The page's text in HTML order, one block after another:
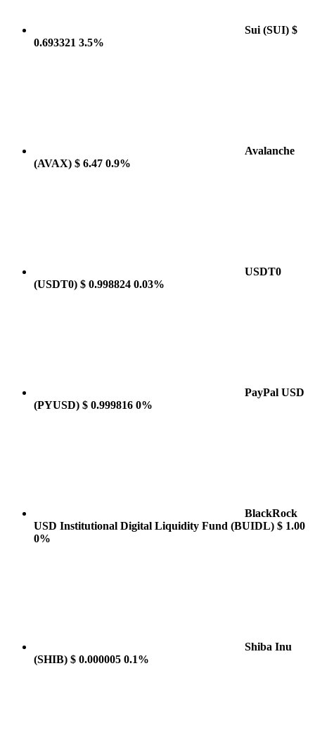
Sui (SUI) $
0.693321 3.5%
Avalanche
(AVAX) $ 6.47 0.9%
USDT0
(USDT0) $ 0.998824 0.03%
PayPal USD
(PYUSD) $ 0.999816 0%
BlackRock
USD Institutional Digital Liquidity Fund (BUIDL) $ 1.00
0%
Shiba Inu
(SHIB) $ 0.000005 0.1%